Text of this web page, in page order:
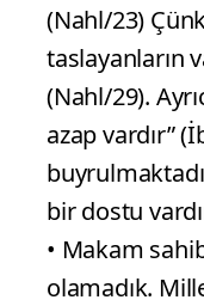
(Nahl/23)
taslayanların
(Nahl/29).
azap vardır”
bir dostu
• Makam
olamadık.